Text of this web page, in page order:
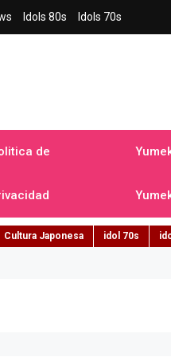
Idols 80s Idols 70s
de
Cultura Japonesa idol 70s